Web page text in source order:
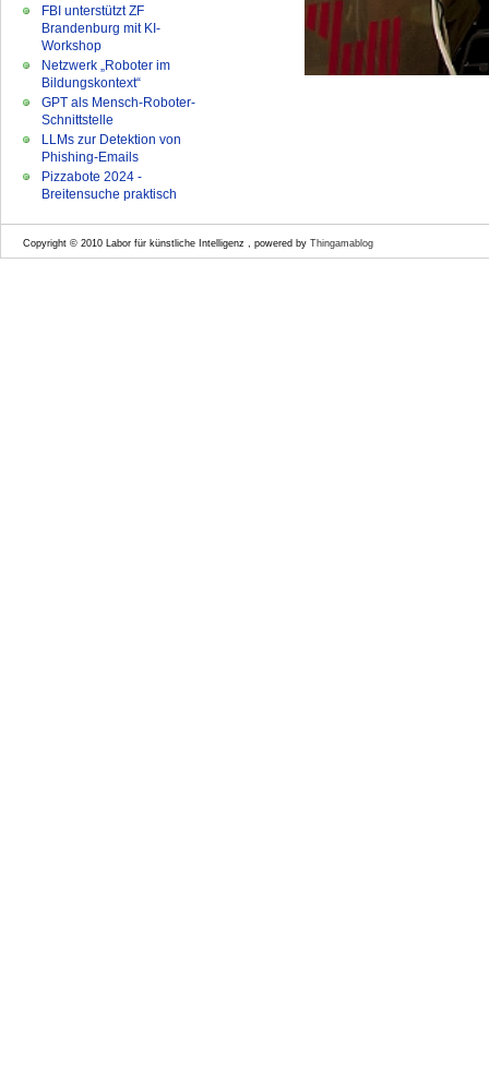
FBI unterstützt ZF
Brandenburg mit KI-
Workshop
Netzwerk „Roboter im
Bildungskontext“
GPT als Mensch-Roboter-
Schnittstelle
LLMs zur Detektion von
Phishing-Emails
Pizzabote 2024 -
Breitensuche praktisch
Copyright © 2010 Labor für künstliche Intelligenz , powered by Thingamablog